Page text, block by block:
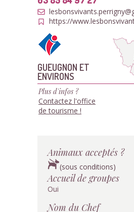
https://
GUEUGNON ET
ENVIRONS
Plus d'infos ?
Contactez l'office
de tourisme !
Animaux acceptés ?
(sous conditions)
Accueil de groupes
Oui
Nom du Chef